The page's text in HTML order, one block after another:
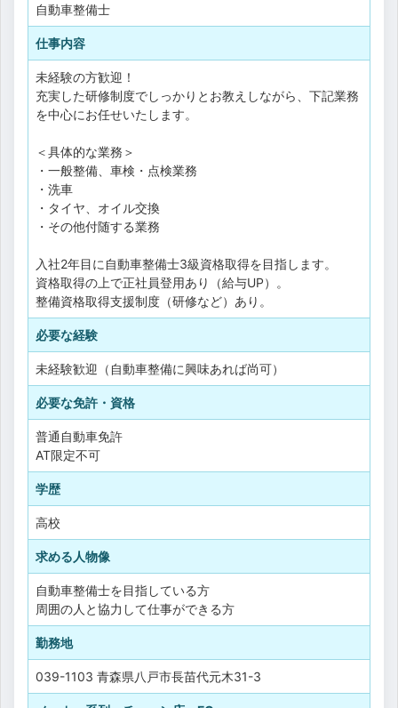
自動車整備士
仕事内容
未経験の方歓迎！
充実した研修制度でしっかりとお教えしながら、下記業務
を中心にお任せいたします。
＜具体的な業務＞
・一般整備、車検・点検業務
・洗車
・タイヤ、オイル交換
・その他付随する業務
入社2年目に自動車整備士3級資格取得を目指します。
資格取得の上で正社員登用あり（給与UP）。
整備資格取得支援制度（研修など）あり。
必要な経験
未経験歓迎（自動車整備に興味あれば尚可）
必要な免許・資格
普通自動車免許
AT限定不可
学歴
高校
求める人物像
自動車整備士を目指している方
周囲の人と協力して仕事ができる方
勤務地
039-1103 青森県八戸市長苗代元木31-3